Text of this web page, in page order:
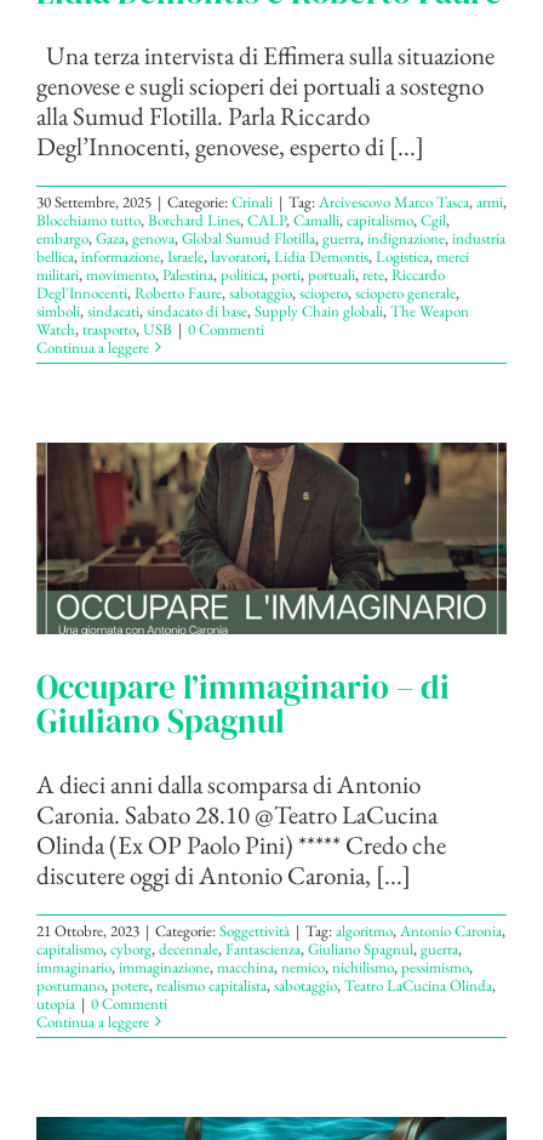
Una terza intervista di Effimera sulla situazione
genovese e sugli scioperi dei portuali a sostegno
alla Sumud Flotilla. Parla Riccardo
Degl’Innocenti, genovese, esperto di [...]
30 Settembre, 2025 | Categorie:Crinali | Tag:Arcivescovo Marco Tasca,armi,
Blocchiamo tutto,Borchard Lines,CALP,Camalli,capitalismo,Cgil,
embargo,Gaza,genova,Global Sumud Flotilla,guerra,indignazione,industria
bellica,informazione,Israele,lavoratori,Lidia Demontis,Logistica,merci
militari,movimento,Palestina,politica,porti,portuali,rete,Riccardo
Degl'Innocenti,Roberto Faure,sabotaggio,sciopero,sciopero generale,
simboli,sindacati,sindacato di base,Supply Chain globali,The Weapon
Watch,trasporto,USB | 0 Commenti
Continua a leggere
Occupare l’immaginario – di
Giuliano Spagnul
A dieci anni dalla scomparsa di Antonio
Caronia. Sabato 28.10 @Teatro LaCucina
Olinda (Ex OP Paolo Pini) ***** Credo che
discutere oggi di Antonio Caronia, [...]
21 Ottobre, 2023 | Categorie:Soggettività | Tag:algoritmo,Antonio Caronia,
capitalismo,cyborg,decennale,Fantascienza,Giuliano Spagnul,guerra,
immaginario,immaginazione,macchina,nemico,nichilismo,pessimismo,
postumano,potere,realismo capitalista,sabotaggio,Teatro LaCucina Olinda,
utopia | 0 Commenti
Continua a leggere